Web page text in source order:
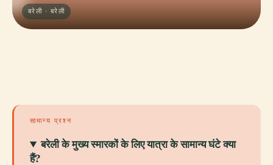
बरेली · बरेली
सामान्य प्रश्न
बरेली के मुख्य स्मारकों के लिए यात्रा के सामान्य घंटे क्या
हैं?